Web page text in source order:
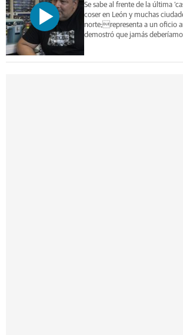
Se sabe al frente de la última
coser en León y muchas
norte;representa a un oficio
demostró que jamás